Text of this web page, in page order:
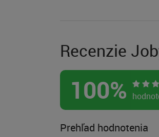
Recenzie
100%
Prehľad hodnotenia